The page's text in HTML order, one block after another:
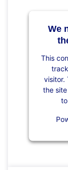
We
This
visitor.
the